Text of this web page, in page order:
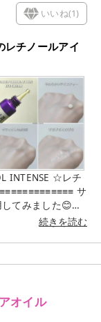
用 ✔特に敏感肌の
ずつ増やして使
いいね(1)
レチノールアイ
てみました😊
のゴワつき、肌の
齢により薄くなり
す⭕ さっぱりと
でベタつく感じ
続きを読む
オイル